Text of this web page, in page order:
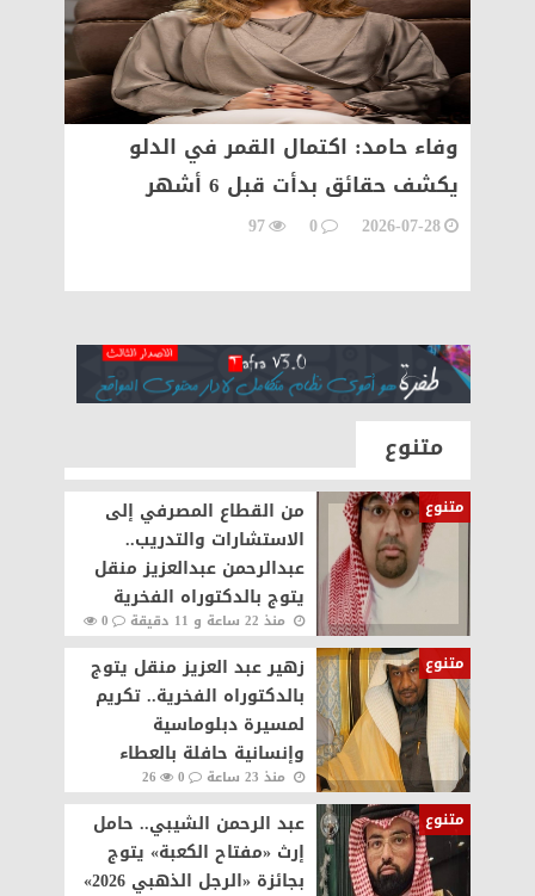
وفاء حامد: اكتمال القمر في الدلو
يكشف حقائق بدأت قبل 6 أشهر
2026-07-28
0
97
متنوع
متنوع
من القطاع المصرفي إلى
الاستشارات والتدريب..
عبدالرحمن عبدالعزيز منقل
يتوج بالدكتوراه الفخرية
منذ 22 ساعة و 11 دقيقة
0
22
متنوع
زهير عبد العزيز منقل يتوج
بالدكتوراه الفخرية.. تكريم
لمسيرة دبلوماسية
وإنسانية حافلة بالعطاء
منذ 23 ساعة 0
26
متنوع
عبد الرحمن الشيبي.. حامل
إرث «مفتاح الكعبة» يتوج
بجائزة «الرجل الذهبي 2026»